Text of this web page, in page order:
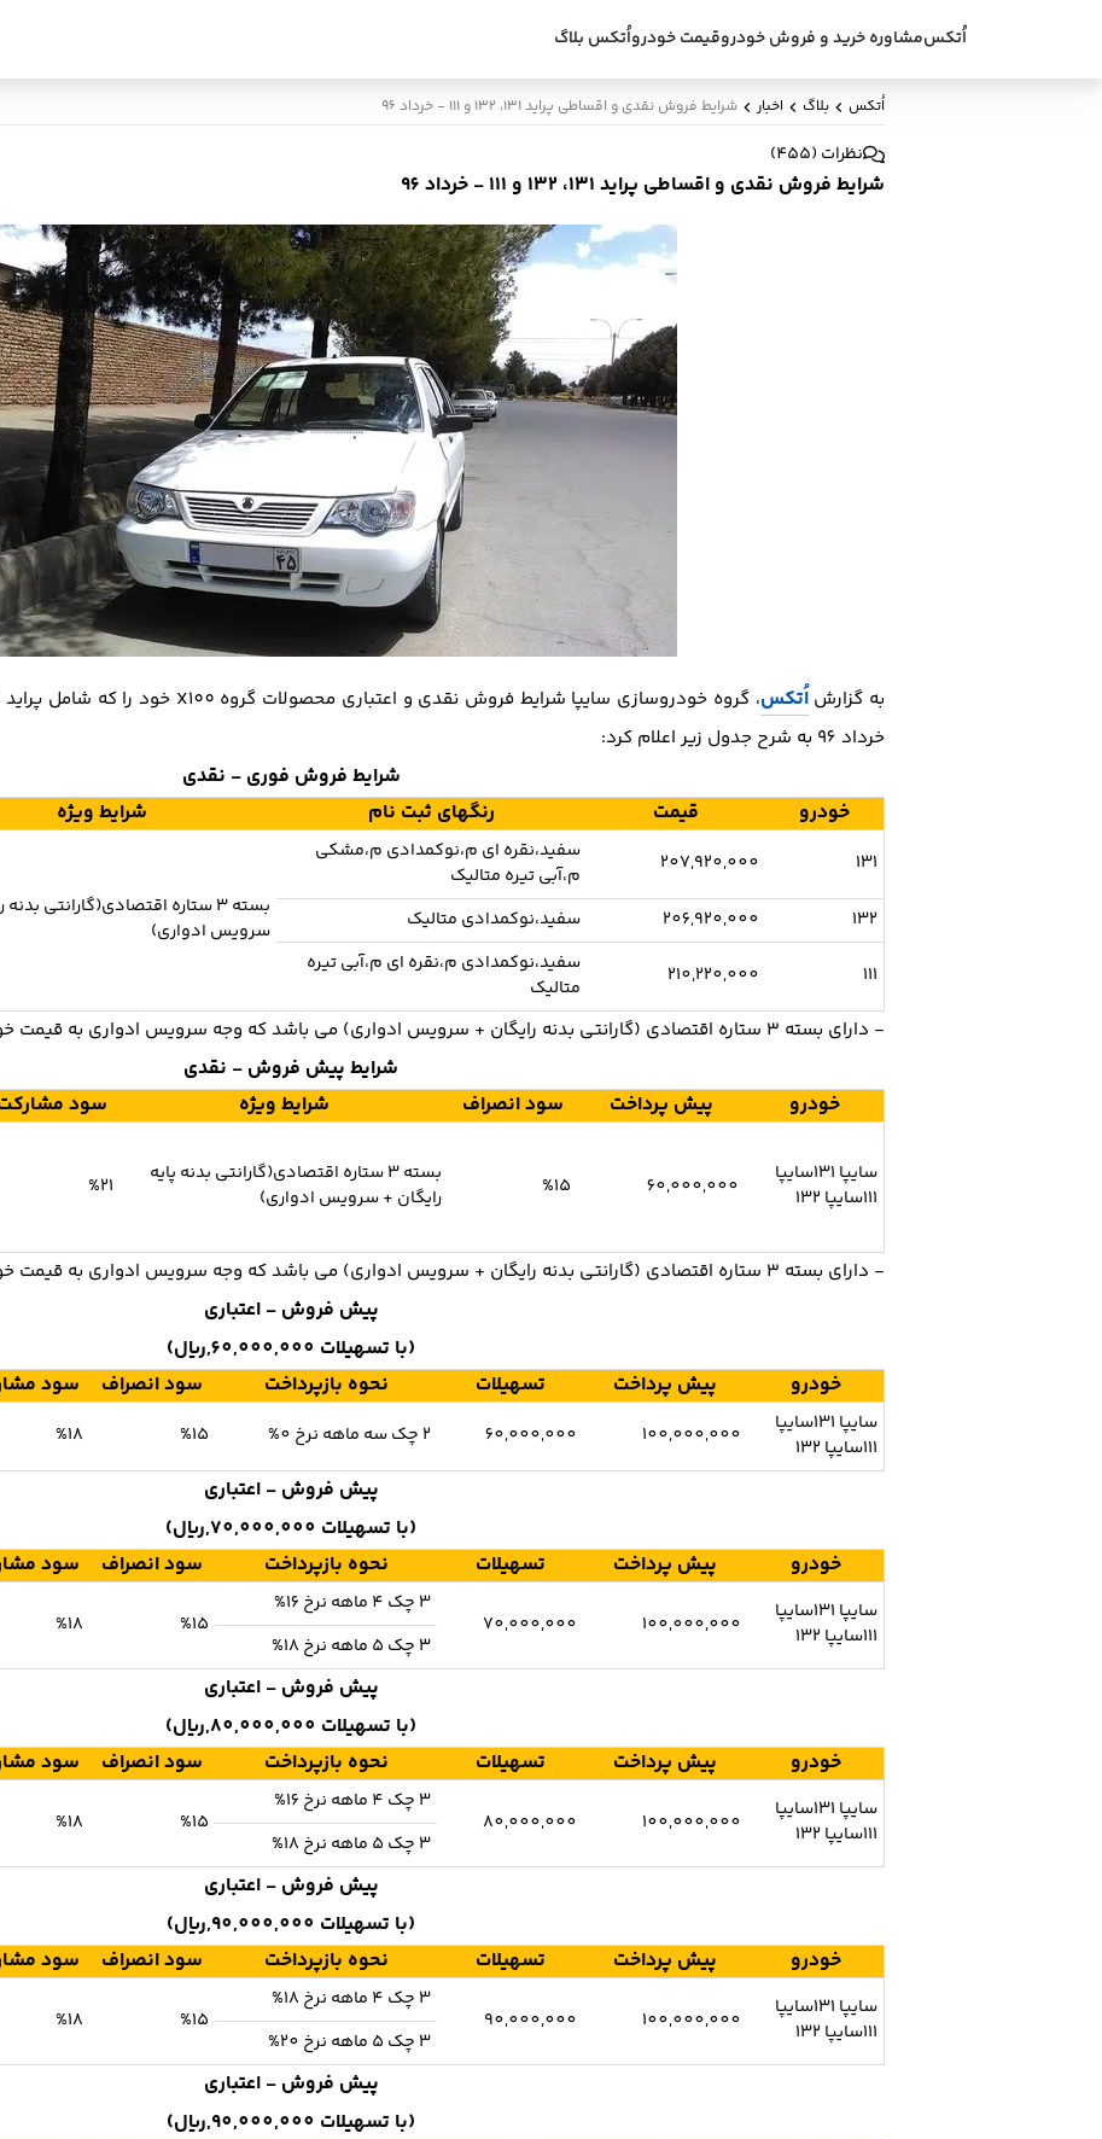
اُتکسمشاوره خرید و فروش خودروقیمت خودرواُتکس بلاگ
اُتکس بلاگ اخبار شرایط فروش نقدی و اقساطی پراید 131، 132 و 111 - خرداد 96
نظرات (
455
)
شرایط فروش نقدی و اقساطی پراید 131، 132 و 111 - خرداد 96
به گزارشاُتکس
خرداد 96 به شرح جدول زیر اعلام کرد:
شرایط فروش فوری - نقدی
خودرو
قیمت رنگهای ثبت نام شرایط ویژه
131
207,920,000
سفید،نقره ای م،نوکمدادی م،مشکی
م،آبی تیره متالیک
بسته 3 ستاره اقتصادی(گارانتی
سرویس ادواری)
132
206,920,000 سفید،نوکمدادی متالیک
111
210,220,000
سفید،نوکمدادی م،نقره ای م،آبی تیره
متالیک
- دارای بسته 3 ستاره اقتصادی (گارانتی بدنه رایگان + سرویس ادواری) می باشد که وجه سرویس ادواری به قیمت خودرو اضافه می گردد.
شرایط پیش فروش - نقدی
خودرو
پیش پرداخت سود انصراف شرایط ویژه سود
سایپا 131سایپا
111سایپا 132
60,000,000
%15
بسته 3 ستاره اقتصادی(گارانتی بدنه پایه
رایگان + سرویس ادواری)
%21
- دارای بسته 3 ستاره اقتصادی (گارانتی بدنه رایگان + سرویس ادواری) می باشد که وجه سرویس ادواری به قیمت خودرو اضافه می گردد.
پیش فروش - اعتباری
(با تسهیلات 60,000,000,ریال)
خودرو
پیش پرداخت تسهیلات نحوه بازپرداخت سود انصراف سود
سایپا 131سایپا
111سایپا 132
100,000,000
60,000,000 2 چک سه ماهه نرخ 0% %15
%18
پیش فروش - اعتباری
(با تسهیلات 70,000,000,ریال)
خودرو
پیش پرداخت تسهیلات نحوه بازپرداخت سود انصراف سود
سایپا 131سایپا
111سایپا 132
100,000,000
70,000,000
3 چک 4 ماهه نرخ 16%
%15
%18
3 چک 5 ماهه نرخ 18%
پیش فروش - اعتباری
(با تسهیلات 80,000,000,ریال)
خودرو
پیش پرداخت تسهیلات نحوه بازپرداخت سود انصراف سود
سایپا 131سایپا
111سایپا 132
100,000,000
80,000,000
3 چک 4 ماهه نرخ 16%
%15
%18
3 چک 5 ماهه نرخ 18%
پیش فروش - اعتباری
(با تسهیلات 90,000,000,ریال)
خودرو
پیش پرداخت تسهیلات نحوه بازپرداخت سود انصراف سود
سایپا 131سایپا
111سایپا 132
100,000,000
90,000,000
3 چک 4 ماهه نرخ 18%
%15
%18
3 چک 5 ماهه نرخ 20%
پیش فروش - اعتباری
(با تسهیلات 90,000,000,ریال)